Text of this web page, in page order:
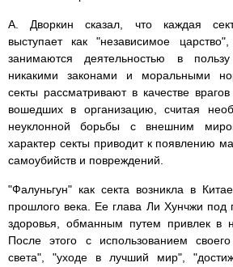
А. Дворкин сказал, что каждая
выступает как "независимое
занимаются деятельностью в
никакими законами и моральными
секты рассматривают в качестве
вошедших в организацию, считая
неуклонной борьбы с внешним
характер секты приводит к появлению
самоубийств и повреждений.
"Фалуньгун" как секта возникла в
прошлого века. Ее глава Ли Хунчжи под
здоровья, обманным путем привлек в
После этого с использованием
света", "уходе в лучший мир",